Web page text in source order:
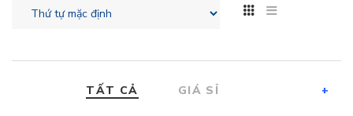
TẤT CẢ GIÁ SỈ +